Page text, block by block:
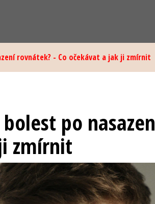
rovnátek? - Co očekávat a jak ji zmírnit
po
zmírnit